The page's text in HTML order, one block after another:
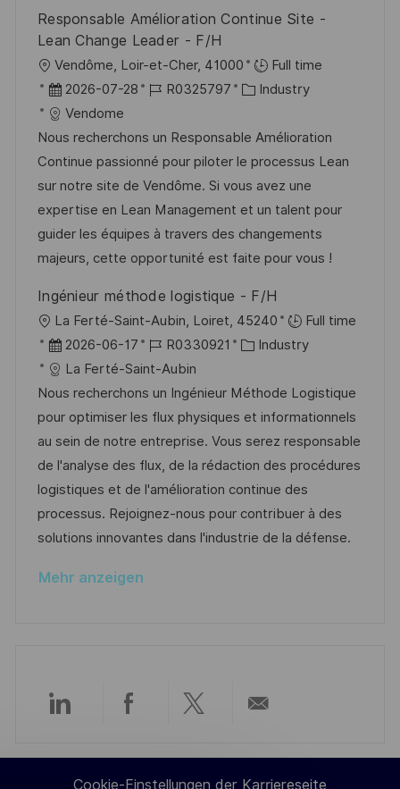
c
h
u
n
g
e
f
f
h
u
n
g
Responsable Amélioration Continue Site -
Lean Change Leader - F/H
O
r
t
Vendôme, Loir-et-Cher, 41000
Full time
D
a
t
u
m
d
e
r
e
r
ö
f
f
e
n
t
l
i
c
h
2026-07-28
J
b
-
I
D
R0325797
K
t
e
g
o
r
i
Industry
Vendome
Nous recherchons un Responsable Amélioration
Continue passionné pour piloter le processus Lean
sur notre site de Vendôme. Si vous avez une
expertise en Lean Management et un talent pour
guider les équipes à travers des changements
majeurs, cette opportunité est faite pour vous !
Ingénieur méthode logistique - F/H
O
r
t
La Ferté-Saint-Aubin, Loiret, 45240
Full time
D
a
t
u
m
d
e
r
V
r
2026-06-17
J
o
b
-
I
D
R0330921
K
t
e
g
o
r
i
e
Industry
La Ferté-Saint-Aubin
Nous recherchons un Ingénieur Méthode Logistique
pour optimiser les flux physiques et informationnels
au sein de notre entreprise. Vous serez responsable
de l'analyse des flux, de la rédaction des procédures
logistiques et de l'amélioration continue des
processus. Rejoignez-nous pour contribuer à des
solutions innovantes dans l'industrie de la défense.
Mehr anzeigen
Über
LinkedIn
Über
Facebook
Über
TwitterE-
Cookie-Einstellungen der Karriereseite